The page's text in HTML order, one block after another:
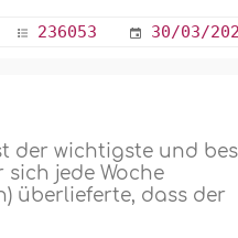
236053 30/03/
der wichtigste und
jede Woche
überlieferte, dass der